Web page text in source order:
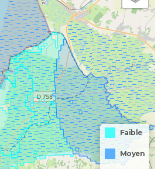
Faible
Moyen